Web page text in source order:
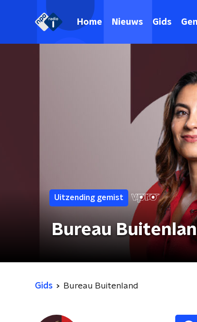
Home Nieuws Gids
Uitzending gemist
Bureau
Gids Bureau Buitenland